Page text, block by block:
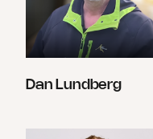
Dan Lundberg